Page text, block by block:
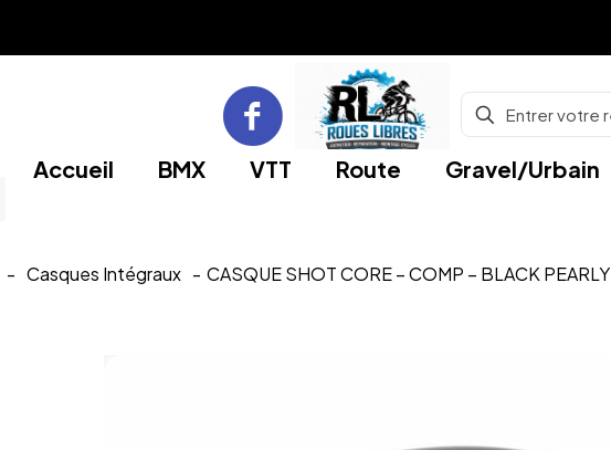
Accueil BMX VTT Route Gravel/Urbain
- Casques Intégraux - CASQUE SHOT CORE – COMP – BLACK PEARLY